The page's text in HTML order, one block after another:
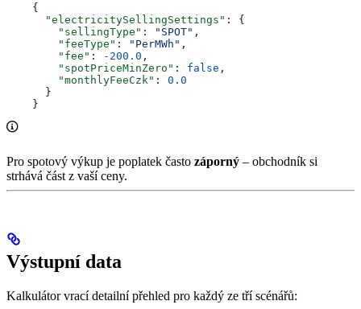
    {
      "electricitySellingSettings"
: {
        "sellingType"
: "SPOT" ,
        "feeType"
: "PerMWh" ,
        "fee"
: -200.0 ,
        "spotPriceMinZero"
: false ,
        "monthlyFeeCzk"
: 0.0
      }
    }
Pro spotový výkup je poplatek často záporný – obchodník si
strhává část z vaší ceny.
Výstupní data
Kalkulátor vrací detailní přehled pro každý ze tří scénářů: